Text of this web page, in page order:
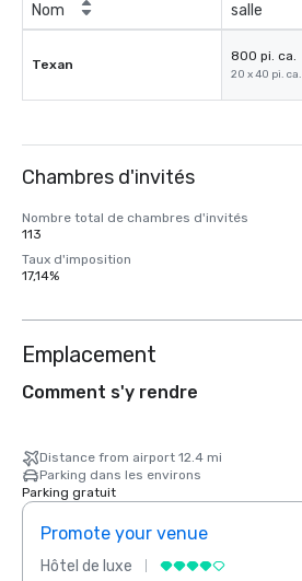
Nom
salle
Texan
800 pi. ca.
20 x 40 pi. ca.
Chambres d'invités
Nombre total de chambres d'invités
113
Taux d'imposition
17,14%
Emplacement
Comment s'y rendre
Distance from airport 12.4 mi
Parking dans les environs
Parking gratuit
Promote your venue
Hôtel de luxe